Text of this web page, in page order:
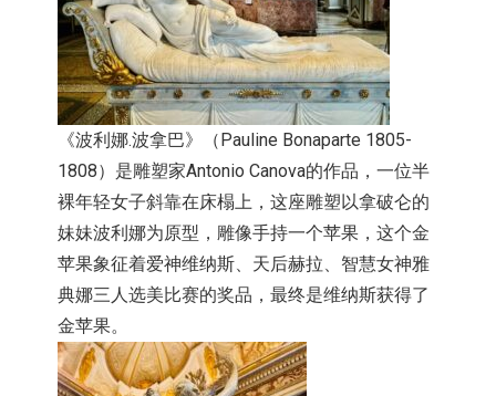
《波利娜.波拿巴》（Pauline Bonaparte 1805-
1808）是雕塑家Antonio Canova的作品，一位半
裸年轻女子斜靠在床榻上， 这座雕塑以拿破仑的
妹妹波利娜为原型，雕像手持一个苹果， 这个金
苹果象征着爱神维纳斯、天后赫拉、 智慧女神雅
典娜三人选美比赛的奖品，最终是维纳斯获得了
金苹果。